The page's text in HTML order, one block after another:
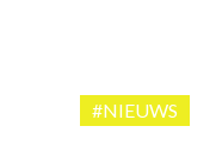
#NIEUWS